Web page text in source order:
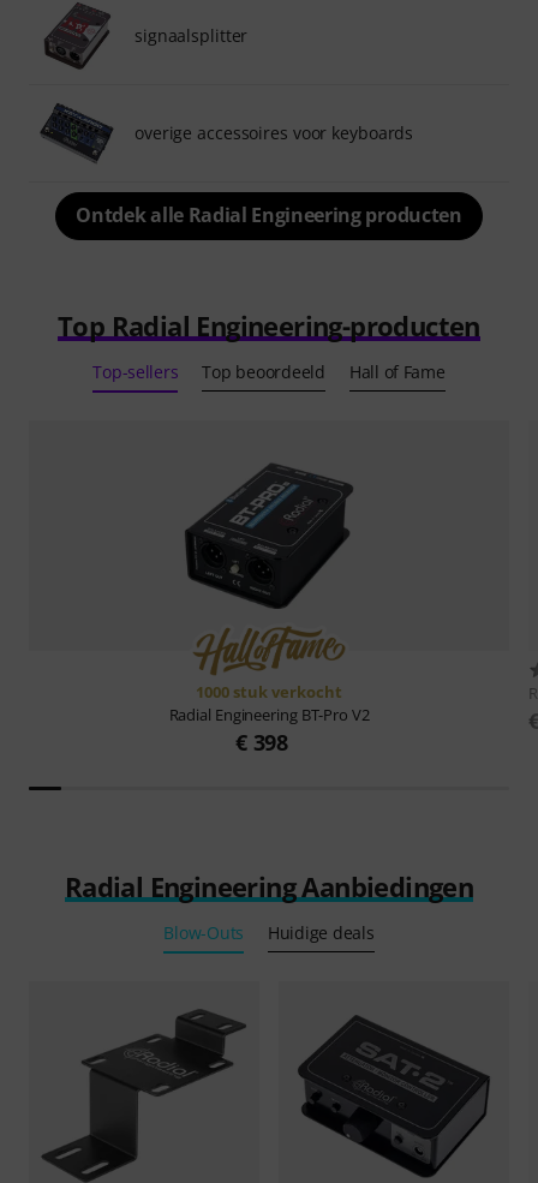
signaalsplitter
overige accessoires voor keyboards
Ontdek alle Radial Engineering producten
Top Radial Engineering-producten
Top-sellers Top beoordeeld Hall of Fame
1000 stuk verkocht
Radial Engineering BT-Pro V2
€ 398
Radial Engineering Aanbiedingen
Blow-Outs Huidige deals